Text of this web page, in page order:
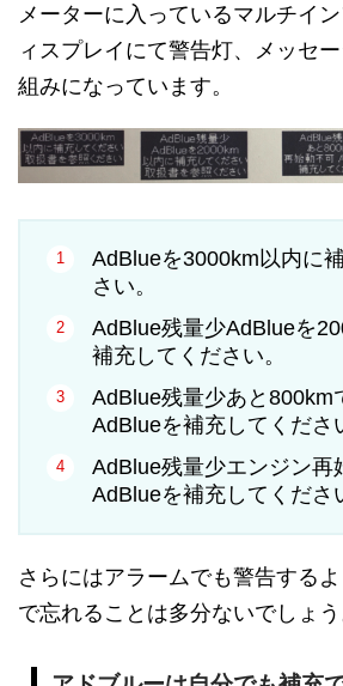
メーターに入っているマルチイ
ィスプレイにて警告灯、メッセ
組みになっています。
AdBlueを3000km以内に
さい。
AdBlue残量少AdBlueを
補充してください。
AdBlue残量少あと800km
AdBlueを補充してくださ
AdBlue残量少エンジン再
AdBlueを補充してくださ
さらにはアラームでも警告する
で忘れることは多分ないでしょう